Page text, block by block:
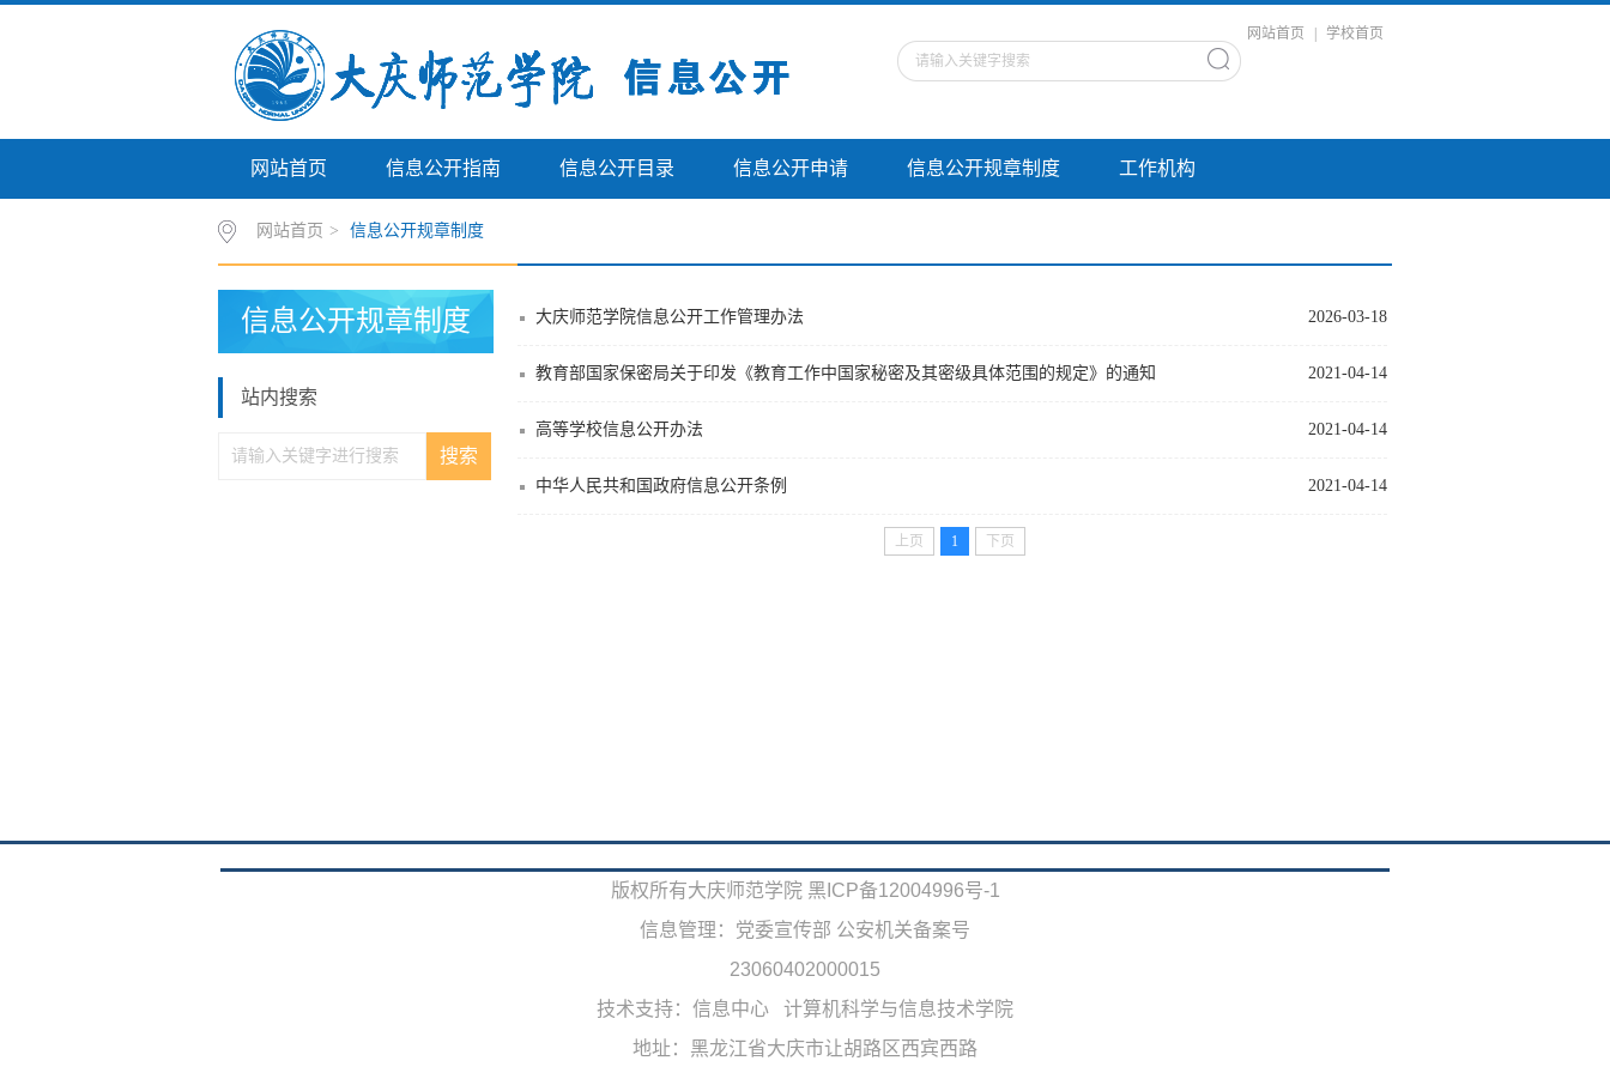
网站首页 学校首页
网站首页 信息公开指南 信息公开目录 信息公开申请 信息公开规章制度 工作机构
网站首页 > 信息公开规章制度
信息公开规章制度
站内搜索
2026-03-18
大庆师范学院信息公开工作管理办法
2021-04-14
教育部国家保密局关于印发《教育工作中国家秘密及其密级具体范围的规定》的通知
2021-04-14
高等学校信息公开办法
2021-04-14
中华人民共和国政府信息公开条例
上页 1 下页
版权所有大庆师范学院 黑ICP备12004996号-1
信息管理：党委宣传部 公安机关备案号
23060402000015
技术支持：信息中心 计算机科学与信息技术学院
地址：黑龙江省大庆市让胡路区西宾西路